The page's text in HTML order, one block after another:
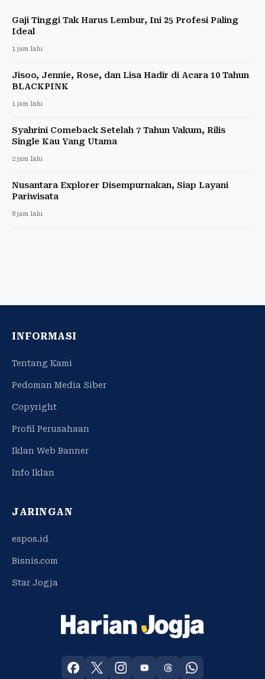
Gaji Tinggi Tak Harus Lembur, Ini 25 Profesi Paling
Ideal
1 jam lalu
Jisoo, Jennie, Rose, dan Lisa Hadir di Acara 10 Tahun
BLACKPINK
1 jam lalu
Syahrini Comeback Setelah 7 Tahun Vakum, Rilis
Single Kau Yang Utama
2 jam lalu
Nusantara Explorer Disempurnakan, Siap Layani
Pariwisata
8 jam lalu
INFORMASI
Tentang Kami
Pedoman Media Siber
Copyright
Profil Perusahaan
Iklan Web Banner
Info Iklan
JARINGAN
espos.id
Bisnis.com
Star Jogja